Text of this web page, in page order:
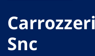
Snc